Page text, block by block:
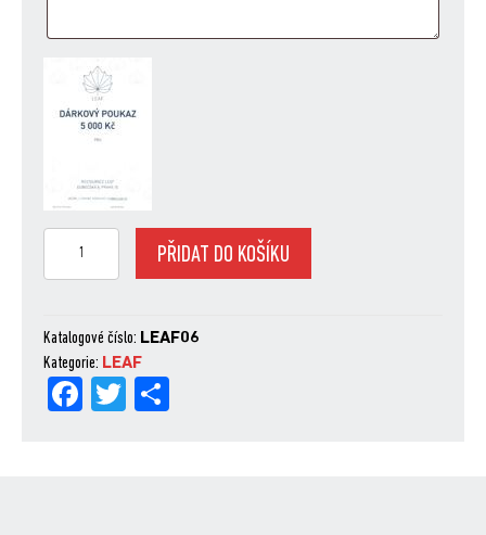
PŘIDAT DO KOŠÍKU
Katalogové číslo: LEAF06
Kategorie: LEAF
Fa
Tw